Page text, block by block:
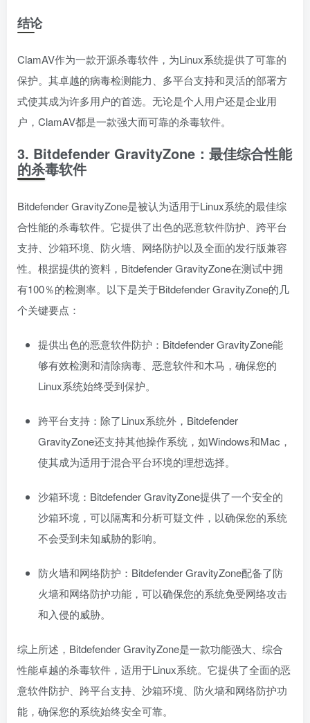
结论
ClamAV作为一款开源杀毒软件，为Linux系统提供了可靠的
保护。其卓越的病毒检测能力、多平台支持和灵活的部署方
式使其成为许多用户的首选。无论是个人用户还是企业用
户，ClamAV都是一款强大而可靠的杀毒软件。
3. Bitdefender GravityZone：最佳综合性能
的杀毒软件
Bitdefender GravityZone是被认为适用于Linux系统的最佳综
合性能的杀毒软件。它提供了出色的恶意软件防护、跨平台
支持、沙箱环境、防火墙、网络防护以及全面的发行版兼容
性。根据提供的资料，Bitdefender GravityZone在测试中拥
有100％的检测率。以下是关于Bitdefender GravityZone的几
个关键要点：
提供出色的恶意软件防护：Bitdefender GravityZone能
够有效检测和清除病毒、恶意软件和木马，确保您的
Linux系统始终受到保护。
跨平台支持：除了Linux系统外，Bitdefender
GravityZone还支持其他操作系统，如Windows和Mac，
使其成为适用于混合平台环境的理想选择。
沙箱环境：Bitdefender GravityZone提供了一个安全的
沙箱环境，可以隔离和分析可疑文件，以确保您的系统
不会受到未知威胁的影响。
防火墙和网络防护：Bitdefender GravityZone配备了防
火墙和网络防护功能，可以确保您的系统免受网络攻击
和入侵的威胁。
综上所述，Bitdefender GravityZone是一款功能强大、综合
性能卓越的杀毒软件，适用于Linux系统。它提供了全面的恶
意软件防护、跨平台支持、沙箱环境、防火墙和网络防护功
能，确保您的系统始终安全可靠。